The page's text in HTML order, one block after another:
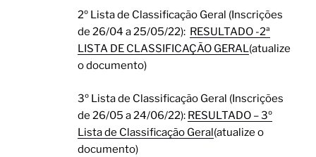
2º Lista de Classificação Geral (Inscrições
de 26/04 a 25/05/22): RESULTADO -2ª
LISTA DE CLASSIFICAÇÃO GERAL(atualize
o documento)
3º Lista de Classificação Geral (Inscrições
de 26/05 a 24/06/22): RESULTADO – 3º
Lista de Classificação Geral(atualize o
documento)